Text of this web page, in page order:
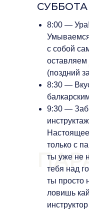
СУББОТА
8:00 —
с собой
(поздний
8:30 —
9:30 —
только с
ты уже не
тебя над
ты просто
ловишь